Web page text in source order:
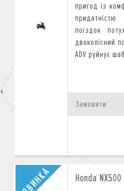
пригод із
поїздок
двоколісний
ADV руйнує
Замовити
Honda NX500